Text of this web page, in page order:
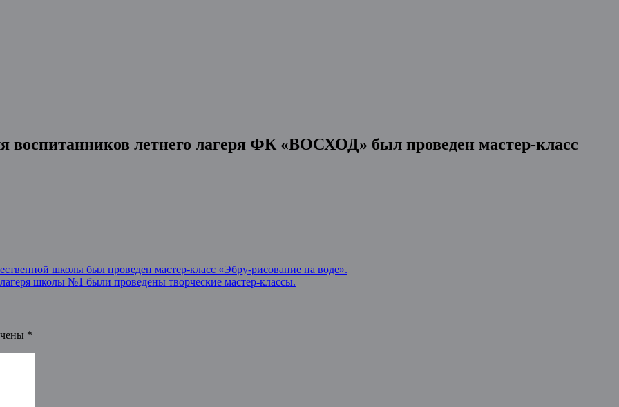
воспитанников летнего лагеря ФК «ВОСХОД» был проведен мастер-класс
школы был проведен мастер-класс «Эбру-рисование на воде».
школы №1 были проведены творческие мастер-классы.
*